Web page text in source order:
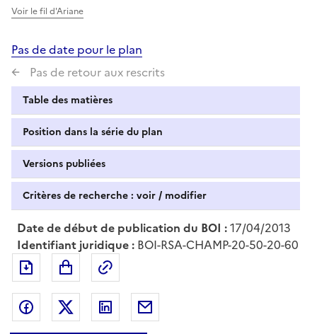
Voir le fil d'Ariane
Pas de date pour le plan
Pas de retour aux rescrits
Table des matières
Position dans la série du plan
Versions publiées
Critères de recherche : voir / modifier
Date de début de publication du BOI :17/04/2013
Identifiant juridique : BOI-RSA-CHAMP-20-50-20-60
Exporter le document au format pdf
Partager sur Facebook
Partager sur Twitter
Partager sur LinkedIn